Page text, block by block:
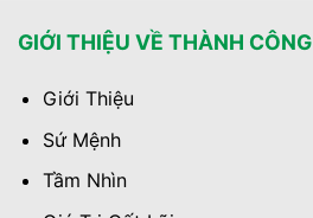
GIỚI THIỆU VỀ THÀNH CÔNG
Giới Thiệu
Sứ Mệnh
Tầm Nhìn